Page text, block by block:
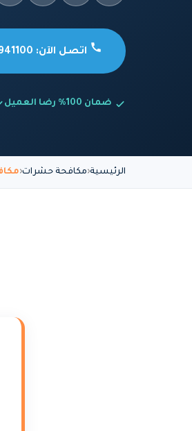
اتصل الآن: 90941100
ضمان 100% رضا العميل
الرئيسية مكافحة حشرات